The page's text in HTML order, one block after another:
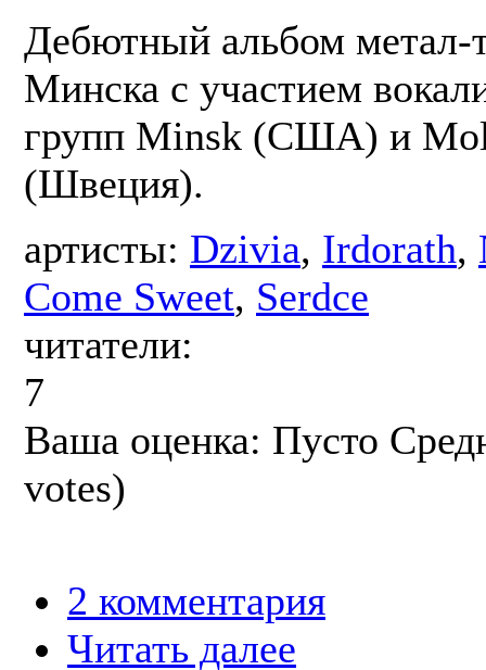
Дебютный альбом метал-
Минска с участием
групп Minsk (США) и
(Швеция).
артисты: Dzivia, Irdorath,
Come Sweet, Serdce
читатели:
7
Ваша оценка: Пусто
votes)
2 комментария
Читать далее